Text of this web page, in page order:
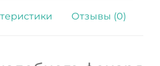
Отзывы (0)